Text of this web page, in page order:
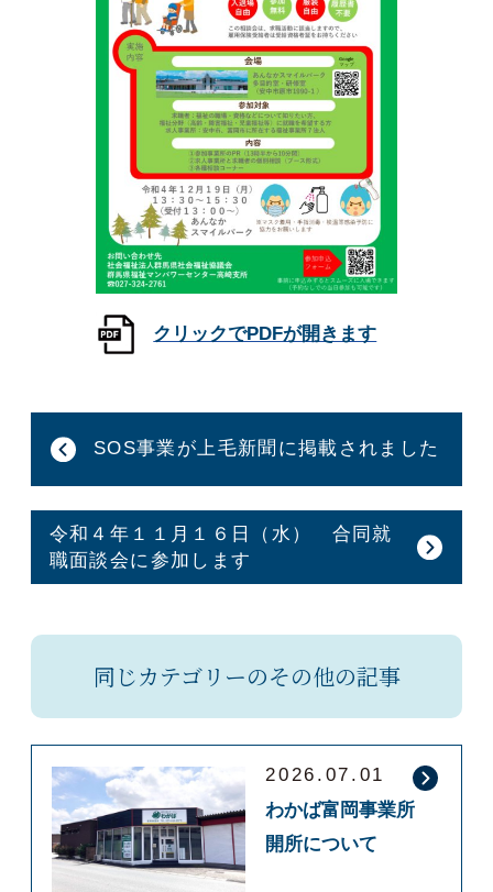
SOS事業が上毛新聞に掲載されました
令和４年１１月１６日（水） 合同就
職面談会に参加します
同じカテゴリーのその他の記事
2026.07.01
わかば富岡事業所
開所について